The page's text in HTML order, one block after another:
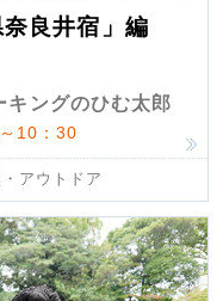
奈良井宿」編
キングのひむ太郎
10：30
アウトドア